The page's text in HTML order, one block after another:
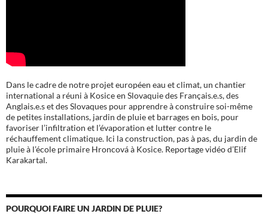
Dans le cadre de notre projet européen eau et climat, un chantier
international a réuni à Kosice en Slovaquie des Français.e.s, des
Anglais.e.s et des Slovaques pour apprendre à construire soi-même
de petites installations, jardin de pluie et barrages en bois, pour
favoriser l’infiltration et l’évaporation et lutter contre le
réchauffement climatique. Ici la construction, pas à pas, du jardin de
pluie à l’école primaire Hroncová à Kosice. Reportage vidéo d’Elif
Karakartal.
POURQUOI FAIRE UN JARDIN DE PLUIE?